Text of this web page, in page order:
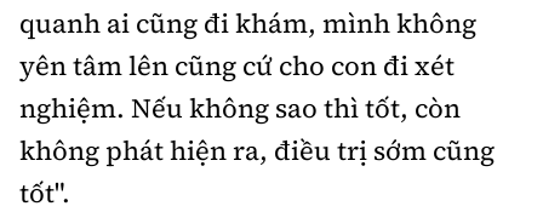
Email:bandoc@baoxaydung.vn
Cấm sao chép dưới mọi hình thức nếu không có sự
chấp thuận bằng văn bản.
quanh ai cũng đi khám, mình không
yên tâm lên cũng cứ cho con đi xét
nghiệm. Nếu không sao thì tốt, còn
không phát hiện ra, điều trị sớm cũng
tốt".